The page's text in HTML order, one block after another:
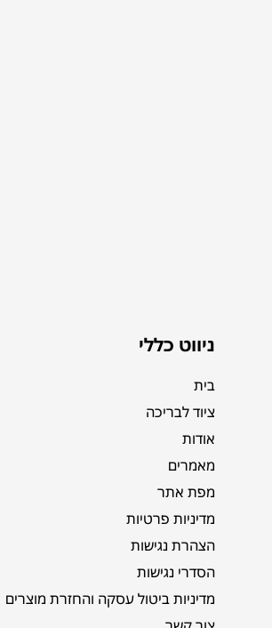
ניווט כללי
בית
ציוד לבריכה
אודות
מאמרים
מפת אתר
מדיניות פרטיות
הצהרת נגישות
הסדרי נגישות
מדיניות ביטול עסקה והחזרת מוצרים